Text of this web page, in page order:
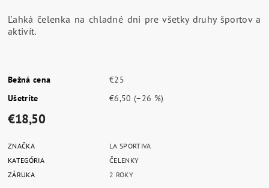
Ľahká čelenka na chladné dni pre všetky druhy športov a
aktivít.
Bežná cena
€25
Ušetríte
€6,50(–26 %)
€18,50
ZNAČKA
LA SPORTIVA
KATEGÓRIA
ČELENKY
ZÁRUKA
2 ROKY